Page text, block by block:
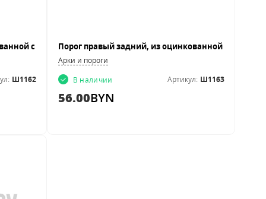
Ш1162
Арки и пороги
В наличии
Артикул: Ш1163
56.00BYN